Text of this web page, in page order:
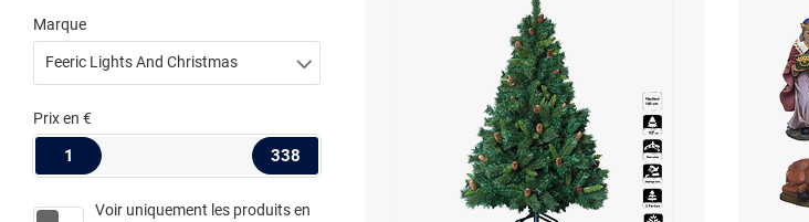
Marque
Feeric Lights And Christmas
Prixen €
1 338
Voir uniquement les produits en